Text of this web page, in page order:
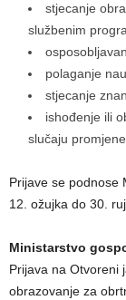
stjecanje
službenim
polaganje
stjecanje
ishođenje ili
slučaju
Prijave se podnose
12. ožujka do 30.
Ministarstvo
Prijava na Otvoreni
obrazovanje za